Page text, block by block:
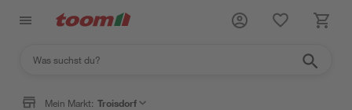
Mein Markt: Troisdorf